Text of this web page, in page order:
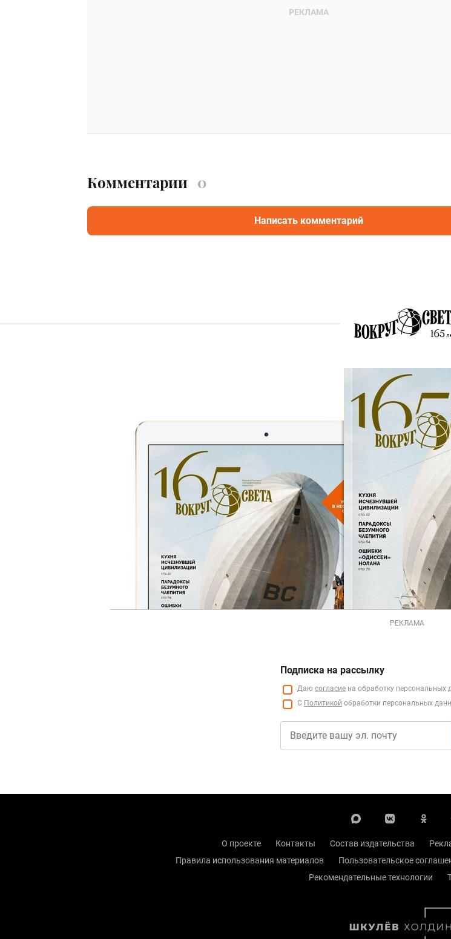
Комментарии 0
Написать комментарий
РЕКЛАМА
Подписка на рассылку
Даю согласие на обработку персональных
С Политикой обработки персональных
О проекте Контакты Состав издательства
Правила использования материалов
Пользовательское
Рекомендательные технологии